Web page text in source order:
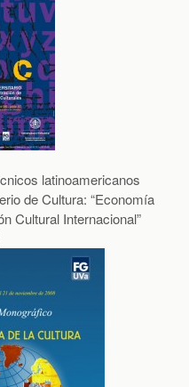
latinoamericanos
de Cultura: “Economía
Cultural Internacional”